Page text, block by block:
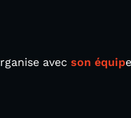
avec son équip